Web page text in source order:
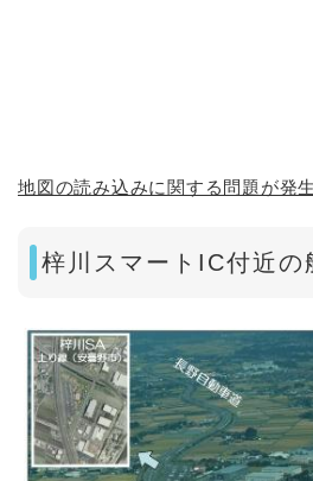
地図の読み込みに関する問題が発
梓川スマートIC付近の